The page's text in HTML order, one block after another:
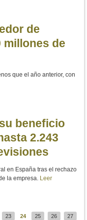
de
millones de
que el año anterior, con
beneficio
2.243
en España tras el rechazo
la empresa. Leer
23 24 25 26
27